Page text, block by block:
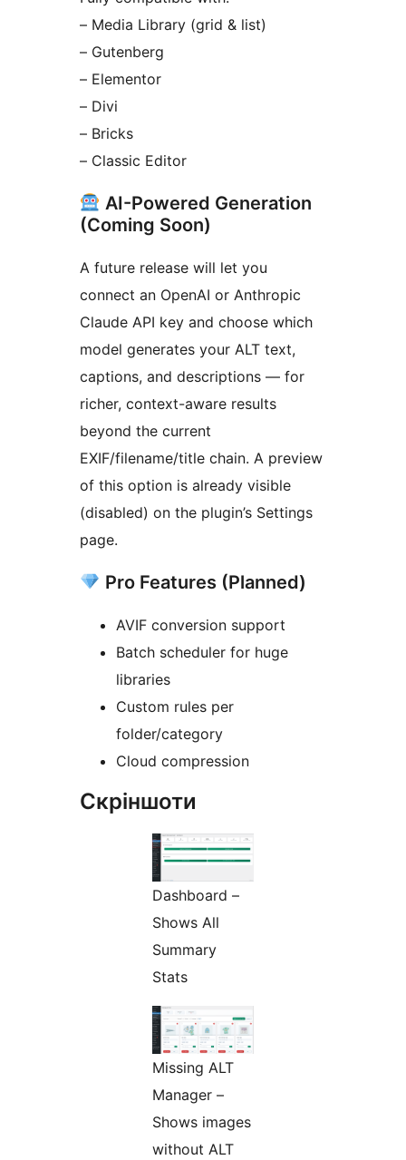
– Media Library (grid & list)
– Gutenberg
– Elementor
– Divi
– Bricks
– Classic Editor
AI-Powered Generation
(Coming Soon)
A future release will let you
connect an OpenAI or Anthropic
Claude API key and choose which
model generates your ALT text,
captions, and descriptions — for
richer, context-aware results
beyond the current
EXIF/filename/title chain. A preview
of this option is already visible
(disabled) on the plugin’s Settings
page.
Pro Features (Planned)
AVIF conversion support
Batch scheduler for huge
libraries
Custom rules per
folder/category
Cloud compression
Скріншоти
Dashboard –
Shows All
Summary
Stats
Missing ALT
Manager –
Shows images
without ALT